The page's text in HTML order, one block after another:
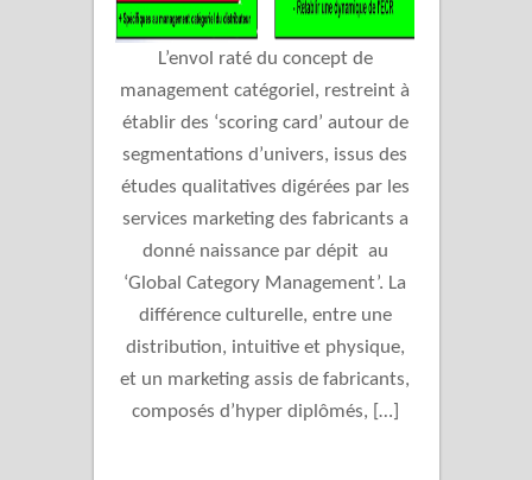
L’envol raté du concept de
management catégoriel, restreint à
établir des ‘scoring card’ autour de
segmentations d’univers, issus des
études qualitatives digérées par les
services marketing des fabricants a
donné naissance par dépit au
‘Global Category Management’. La
différence culturelle, entre une
distribution, intuitive et physique,
et un marketing assis de fabricants,
composés d’hyper diplômés, […]